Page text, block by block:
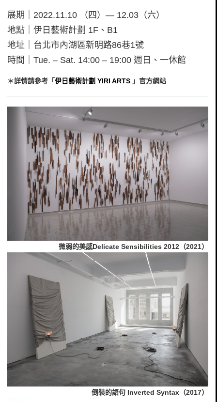
展期｜2022.11.10 （四）— 12.03（六）
地點｜伊日藝術計劃 1F、B1
地址｜台北市內湖區新明路86巷1號
時間｜Tue. – Sat. 14:00 – 19:00 週日、一休館
＊詳情請參考「伊日藝術計劃 YIRI ARTS 」官方網站
微弱的美感Delicate Sensibilities 2012（2021）
倒裝的語句 Inverted Syntax（2017）